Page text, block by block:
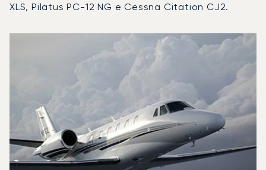
XLS, Pilatus PC-12 NG e Cessna Citation CJ2.
Modello di aeromobile
Posti
Velocità (nodi)